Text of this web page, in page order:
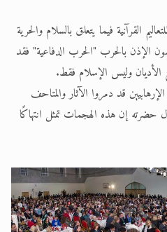
القرآنية فيما يتعلق بالسلام والحرية
الإذن بالحرب "الحرب الدفاعية" فقد
وليس الإسلام فقط.
قد دمروا الآثار والمتاحف
قال حضرته إن هذه الهجمات تمثل انتهاكًا